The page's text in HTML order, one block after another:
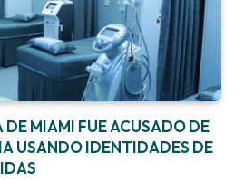
MIAMI FUE ACUSADO DE
USANDO IDENTIDADES DE